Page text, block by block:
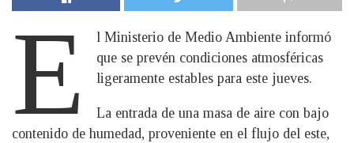
E
l Ministerio de Medio Ambiente informó
que se prevén condiciones atmosféricas
ligeramente estables para este jueves.
La entrada de una masa de aire con bajo
contenido de humedad, proveniente en el flujo del este,